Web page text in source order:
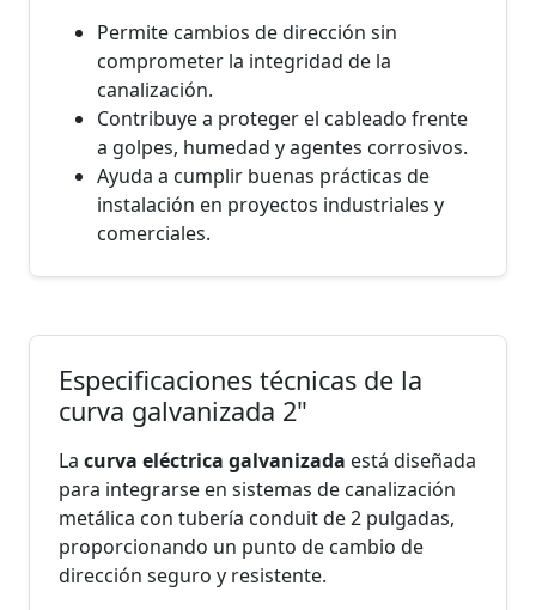
Permite cambios de dirección sin
comprometer la integridad de la
canalización.
Contribuye a proteger el cableado frente
a golpes, humedad y agentes corrosivos.
Ayuda a cumplir buenas prácticas de
instalación en proyectos industriales y
comerciales.
Especificaciones técnicas de la
curva galvanizada 2"
La curva eléctrica galvanizada está diseñada
para integrarse en sistemas de canalización
metálica con tubería conduit de 2 pulgadas,
proporcionando un punto de cambio de
dirección seguro y resistente.